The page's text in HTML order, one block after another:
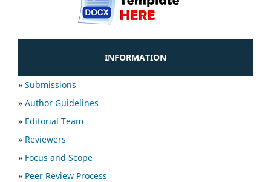
INFORMATION
» Submissions
» Author Guidelines
» Editorial Team
» Reviewers
» Focus and Scope
» Peer Review Process